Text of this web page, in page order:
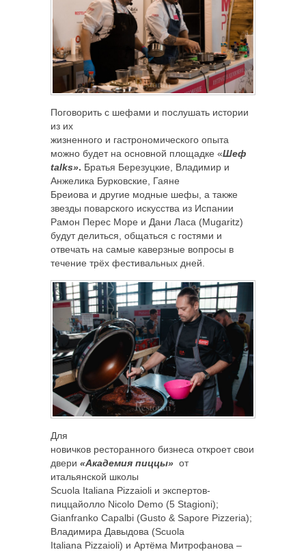
Поговорить с шефами и послушать истории
из их
жизненного и гастрономического опыта
можно будет на основной площадке «Шеф
talks». Братья Березуцкие, Владимир и
Анжелика Бурковские, Гаяне
Бреиова и другие модные шефы, а также
звезды поварского искусства из Испании
Рамон Перес Море и Дани Ласа (Mugaritz)
будут делиться, общаться с гостями и
отвечать на самые каверзные вопросы в
течение трёх фестивальных дней.
Для
новичков ресторанного бизнеса откроет свои
двери «Академия пиццы» от
итальянской школы
Scuola Italiana Pizzaioli и экспертов-
пиццайолло Nicolo Demo (5 Stagioni);
Gianfranko Capalbi (Gusto & Sapore Pizzeria);
Владимира Давыдова (Scuola
Italiana Pizzaioli) и Артёма Митрофанова –